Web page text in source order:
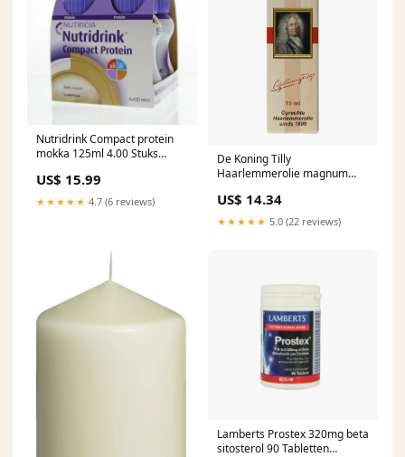
Nutridrink Compact protein
mokka 125ml 4.00 Stuks
US$ 15.99
★★★★★ 4.7 (6 reviews)
De Koning Tilly
Haarlemmerolie magnum
Milliliters
US$ 14.34
★★★★★ 5.0 (22 reviews)
Lamberts Prostex 320mg beta
sitosterol 90 Tabletten